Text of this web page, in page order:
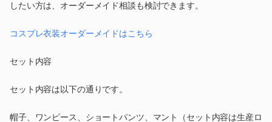
したい方は、オーダーメイド相談も検討できます。
コスプレ衣装オーダーメイドはこちら
セット内容
セット内容は以下の通りです。
帽子、ワンピース、ショートパンツ、マント（セット内容は生産ロ